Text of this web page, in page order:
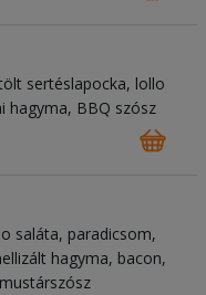
sertéslapocka, lollo
hagyma, BBQ szósz
saláta, paradicsom,
hagyma, bacon,